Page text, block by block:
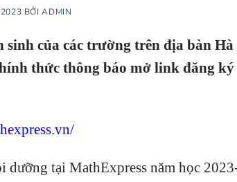
BỞIADMIN
của các trường trên địa bàn Hà
thức thông báo mở link đăng ký
tại MathExpress năm học